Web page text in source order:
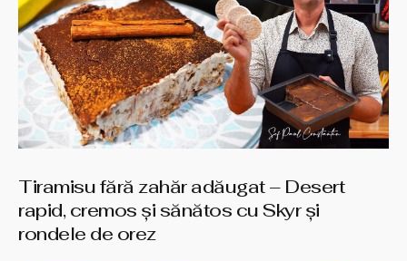
Tiramisu fără zahăr adăugat – Desert
rapid, cremos și sănătos cu Skyr și
rondele de orez